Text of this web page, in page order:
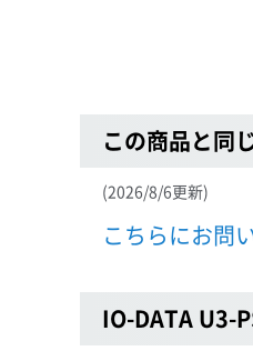
この商品と同
(2026/8/6更新)
こちらにお問
IO-DATA U3-